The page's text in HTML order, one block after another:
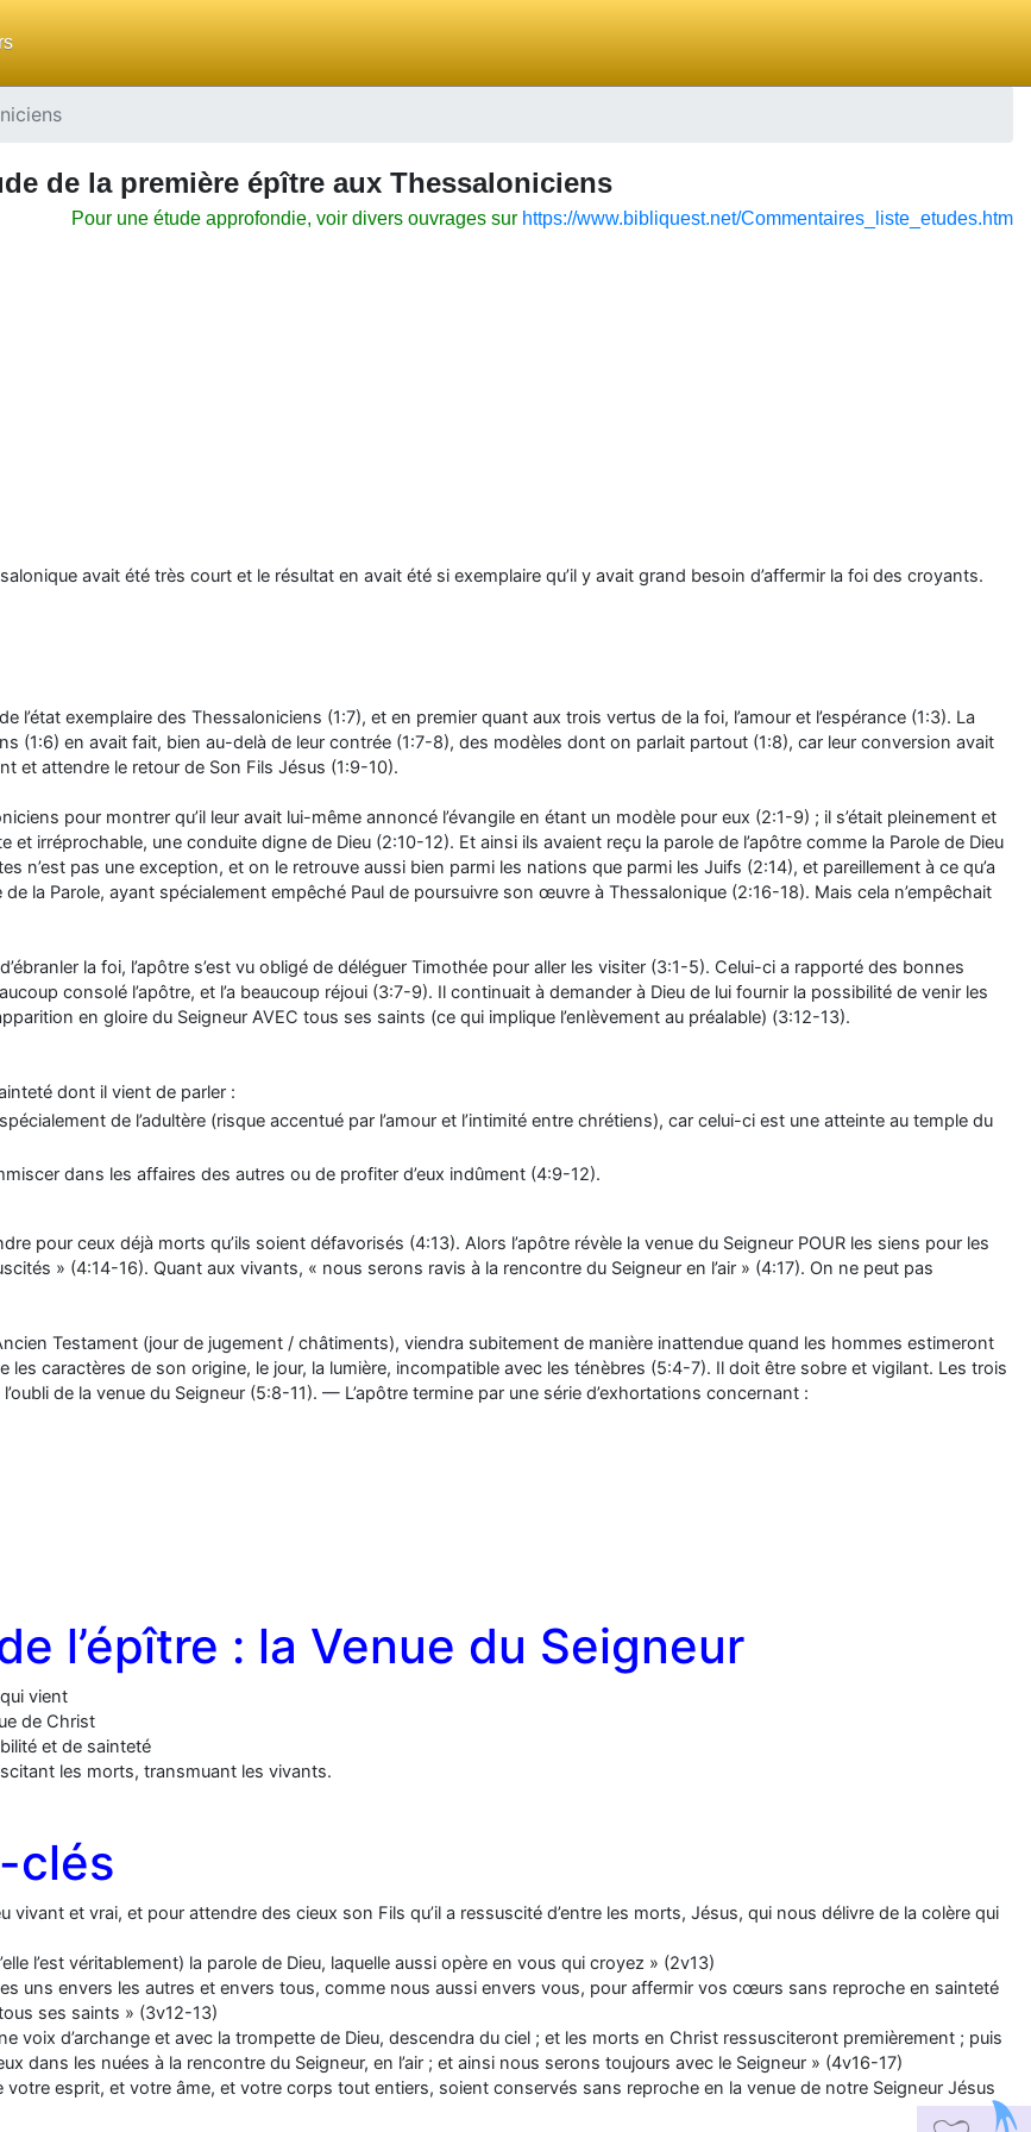
de la première épître aux Thessaloniciens
Pour une étude approfondie, voir divers ouvrages sur https://www.bibliquest.net/Commentaires_liste_etudes.htm
avait été très court et le résultat en avait été si exemplaire qu’il y avait grand besoin d’affermir la foi des croyants.
l’état exemplaire des Thessaloniciens (1:7), et en premier quant aux trois vertus de la foi, l’amour et l’espérance (1:3). La
(1:6) en avait fait, bien au-delà de leur contrée (1:7-8), des modèles dont on parlait partout (1:8), car leur conversion avait
et attendre le retour de Son Fils Jésus (1:9-10).
pour montrer qu’il leur avait lui-même annoncé l’évangile en étant un modèle pour eux (2:1-9) ; il s’était pleinement et
irréprochable, une conduite digne de Dieu (2:10-12). Et ainsi ils avaient reçu la parole de l’apôtre comme la Parole de Dieu
n’est pas une exception, et on le retrouve aussi bien parmi les nations que parmi les Juifs (2:14), et pareillement à ce qu’a
la Parole, ayant spécialement empêché Paul de poursuivre son œuvre à Thessalonique (2:16-18). Mais cela n’empêchait
la foi, l’apôtre s’est vu obligé de déléguer Timothée pour aller les visiter (3:1-5). Celui-ci a rapporté des bonnes
consolé l’apôtre, et l’a beaucoup réjoui (3:7-9). Il continuait à demander à Dieu de lui fournir la possibilité de venir les
en gloire du Seigneur AVEC tous ses saints (ce qui implique l’enlèvement au préalable) (3:12-13).
dont il vient de parler :
de l’adultère (risque accentué par l’amour et l’intimité entre chrétiens), car celui-ci est une atteinte au temple du
dans les affaires des autres ou de profiter d’eux indûment (4:9-12).
pour ceux déjà morts qu’ils soient défavorisés (4:13). Alors l’apôtre révèle la venue du Seigneur POUR les siens pour les
» (4:14-16). Quant aux vivants, « nous serons ravis à la rencontre du Seigneur en l’air » (4:17). On ne peut pas
Testament (jour de jugement / châtiments), viendra subitement de manière inattendue quand les hommes estimeront
caractères de son origine, le jour, la lumière, incompatible avec les ténèbres (5:4-7). Il doit être sobre et vigilant. Les trois
de la venue du Seigneur (5:8-11). — L’apôtre termine par une série d’exhortations concernant :
: la Venue du Seigneur
vient
de Christ
et de sainteté
les morts, transmuant les vivants.
et vrai, et pour attendre des cieux son Fils qu’il a ressuscité d’entre les morts, Jésus, qui nous délivre de la colère qui
l’est véritablement) la parole de Dieu, laquelle aussi opère en vous qui croyez » (2v13)
uns envers les autres et envers tous, comme nous aussi envers vous, pour affermir vos cœurs sans reproche en sainteté
ses saints » (3v12-13)
voix d’archange et avec la trompette de Dieu, descendra du ciel ; et les morts en Christ ressusciteront premièrement ; puis
dans les nuées à la rencontre du Seigneur, en l’air ; et ainsi nous serons toujours avec le Seigneur » (4v16-17)
esprit, et votre âme, et votre corps tout entiers, soient conservés sans reproche en la venue de notre Seigneur Jésus